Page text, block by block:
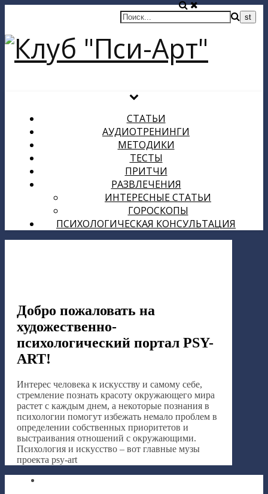
СТАТЬИ
АУДИОТРЕНИНГИ
МЕТОДИКИ
ТЕСТЫ
ПРИТЧИ
РАЗВЛЕЧЕНИЯ
ИНТЕРЕСНЫЕ СТАТЬИ
ГОРОСКОПЫ
ПСИХОЛОГИЧЕСКАЯ КОНСУЛЬТАЦИЯ
Добро пожаловать на
художественно-
психологический портал PSY-
ART!
Интерес человека к искусству и самому себе,
стремление познать красоту окружающего мира
растет с каждым днем, а некоторые познания в
психологии помогут избежать немало проблем в
определении собственных приоритетов и
выстраивания отношений с окружающими.
Психология и искусство – вот главные музы
проекта psy-art